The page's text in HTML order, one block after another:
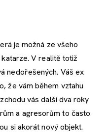
je možná ze všeho
V realitě totiž
nedořešených. Váš ex
že vám během vztahu
vás další dva roky
a agresorům to často
si akorát nový objekt.